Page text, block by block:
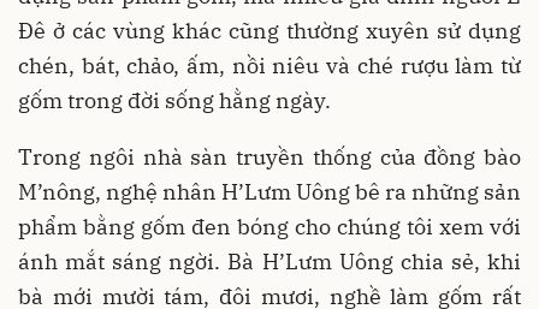
Đê ở các vùng khác cũng thường xuyên sử dụng
chén, bát, chảo, ấm, nồi niêu và ché rượu làm từ
gốm trong đời sống hằng ngày.
Trong ngôi nhà sàn truyền thống của đồng bào
M’nông, nghệ nhân H’Lưm Uông bê ra những sản
phẩm bằng gốm đen bóng cho chúng tôi xem với
ánh mắt sáng ngời. Bà H’Lưm Uông chia sẻ, khi
bà mới mười tám, đôi mươi, nghề làm gốm rất